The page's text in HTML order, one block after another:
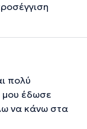
πολύ
μου έδωσε
να κάνω στα